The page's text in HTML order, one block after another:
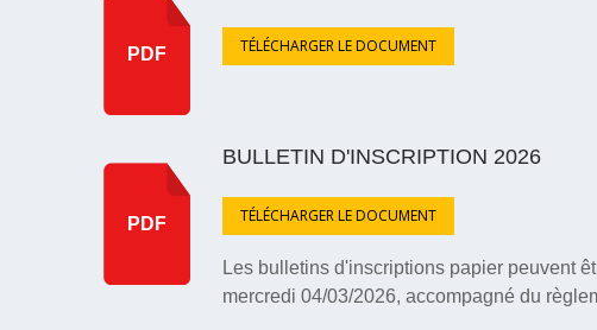
PDF TÉLÉCHARGER LE DOCUMENT
PDF
BULLETIN D'INSCRIPTION 2026
TÉLÉCHARGER LE DOCUMENT
Les bulletins d'inscriptions papier peuvent
mercredi 04/03/2026, accompagné du